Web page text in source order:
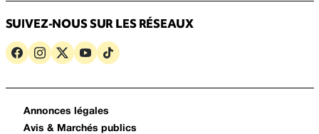
SUIVEZ-NOUS SUR LES RÉSEAUX
Annonces légales
Avis & Marchés publics